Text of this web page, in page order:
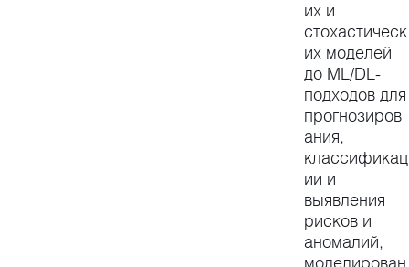
их и
стохастическ
их моделей
до ML/DL-
подходов для
прогнозиров
ания,
классификац
ии и
выявления
рисков и
аномалий,
моделирован